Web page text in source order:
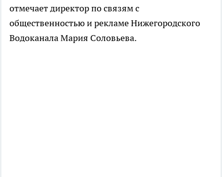
отмечает директор по связям с
общественностью и рекламе Нижегородского
Водоканала Мария Соловьева.